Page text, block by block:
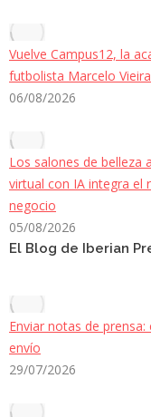
Vuelve Campus12, la
futbolista Marcelo Vieira
06/08/2026
Los salones de belleza
virtual con IA integra el
negocio
05/08/2026
El Blog de Iberian
Enviar notas de
envío
29/07/2026